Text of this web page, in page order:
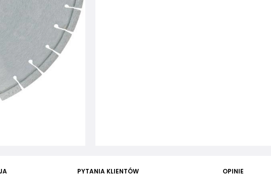
PYTANIA KLIENTÓW OPINIE